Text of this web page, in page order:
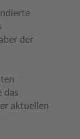
der
das
aktuellen